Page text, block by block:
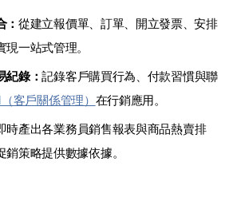
： 從建立報價單、訂單、開立發票、安排
一站式管理。
紀錄：記錄客戶購買行為、付款習慣與聯
客戶關係管理） 在行銷應用。
時產出各業務員銷售報表與商品熱賣排
策略提供數據依據。